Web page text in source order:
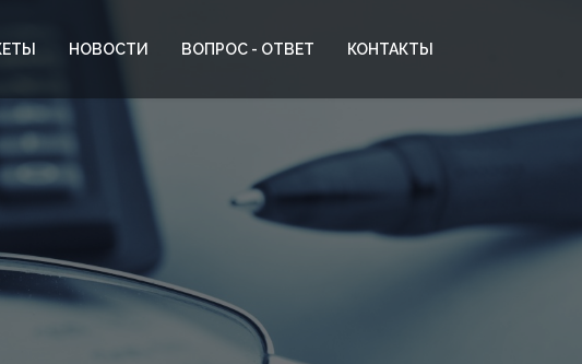
НОВОСТИ ВОПРОС - ОТВЕТ КОНТАКТЫ